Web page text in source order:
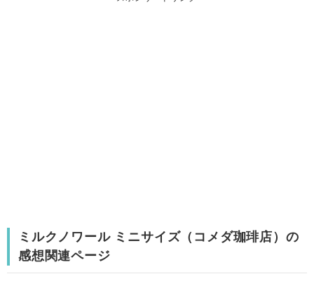
ミルクノワール ミニサイズ（コメダ珈琲店）の
感想関連ページ